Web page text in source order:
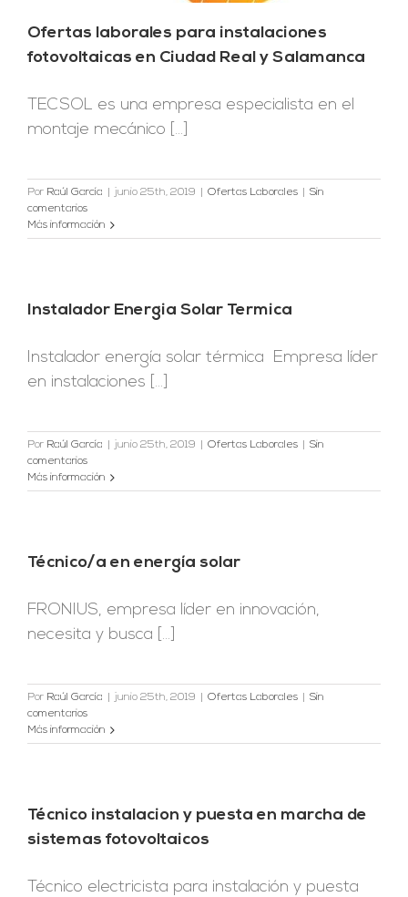
Ofertas laborales para instalaciones
fotovoltaicas en Ciudad Real y Salamanca
TECSOL es una empresa especialista en el
montaje mecánico [...]
Por Raúl García junio 25th, 2019 Ofertas Laborales
Sin
comentarios
Más información
Instalador Energia Solar Termica
Instalador energía solar térmica Empresa líder
en instalaciones [...]
Por Raúl García junio 25th, 2019 Ofertas Laborales
Sin
comentarios
Más información
Técnico/a en energía solar
FRONIUS, empresa líder en innovación,
necesita y busca [...]
Por Raúl García junio 25th, 2019 Ofertas Laborales
Sin
comentarios
Más información
Técnico instalacion y puesta en marcha de
sistemas fotovoltaicos
Técnico electricista para instalación y puesta